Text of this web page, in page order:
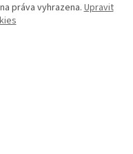
práva vyhrazena.Upravit